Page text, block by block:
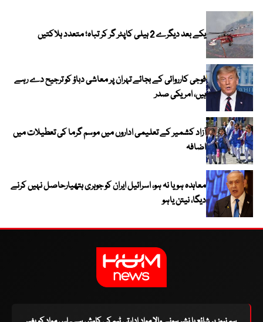
یکے بعد دیگرے 2 ہیلی کاپٹر گر کر تباہ؛ متعدد ہلاکتیں
فوجی کارروائی کے بجائے تہران پر معاشی دباؤ کو ترجیح دے رہے
ہیں، امریکی صدر
آزاد کشمیر کے تعلیمی اداروں میں موسم گرما کی تعطیلات میں
اضافہ
معاہدہ ہو یا نہ ہو، اسرائیل ایران کو جوہری ہتھیارحاصل نہیں کرنے
دیگا، نیتن یاہو